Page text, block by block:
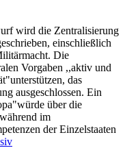
wird die Zentralisierung
einschließlich
Die
Vorgaben ,,aktiv und
das
ausgeschlossen. Ein
über die
im
der Einzelstaaten